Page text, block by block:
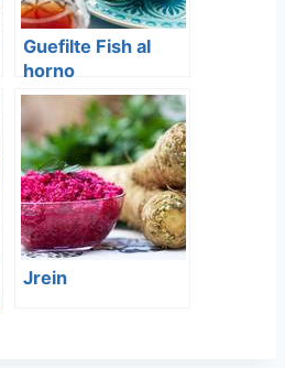
Guefilte Fish al
horno
Jrein